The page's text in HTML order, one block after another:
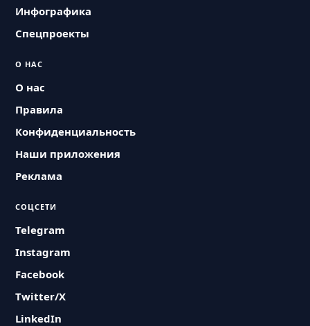
Инфографика
Спецпроекты
О НАС
О нас
Правила
Конфиденциальность
Наши приложения
Реклама
СОЦСЕТИ
Telegram
Instagram
Facebook
Twitter/X
LinkedIn